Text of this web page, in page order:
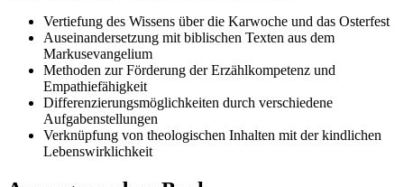
Vertiefung des Wissens über die Karwoche und das Osterfest
Auseinandersetzung mit biblischen Texten aus dem
Markusevangelium
Methoden zur Förderung der Erzählkompetenz und
Empathiefähigkeit
Differenzierungsmöglichkeiten durch verschiedene
Aufgabenstellungen
Verknüpfung von theologischen Inhalten mit der kindlichen
Lebenswirklichkeit